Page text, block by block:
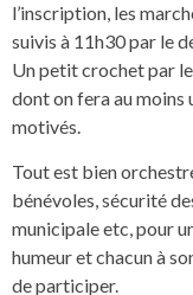
l’inscription, les
suivis à 11h30 par le
Un petit crochet par
dont on fera au moins
motivés.
Tout est bien
bénévoles, sécurité
municipale etc, pour
humeur et chacun à
de participer.